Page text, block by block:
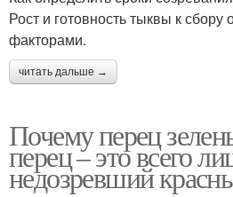
Рост и готовность тыквы к сбору
факторами.
читать дальше →
Почему перец
перец – это всего
недозревший